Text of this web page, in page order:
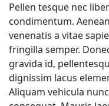
Pellen tesque nec
condimentum.
venenatis a vitae
fringilla semper.
gravida id,
dignissim lacus
Aliquam vehicula